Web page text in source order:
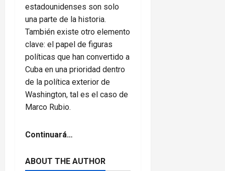
estadounidenses son solo
una parte de la historia.
También existe otro elemento
clave: el papel de figuras
políticas que han convertido a
Cuba en una prioridad dentro
de la política exterior de
Washington, tal es el caso de
Marco Rubio.
Continuará…
ABOUT THE AUTHOR